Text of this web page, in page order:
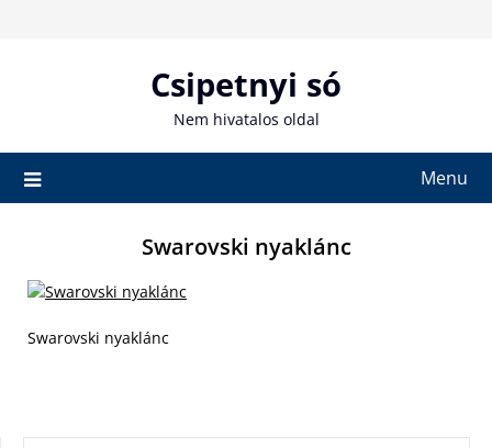
Csipetnyi só
Nem hivatalos oldal
Menu
Swarovski nyaklánc
Swarovski nyaklánc